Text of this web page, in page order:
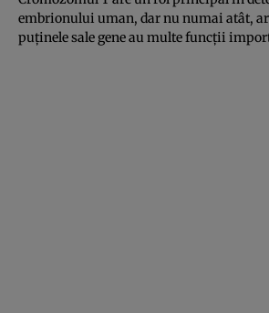
embrionului uman, dar nu numai atât,
puţinele sale gene au multe funcţii